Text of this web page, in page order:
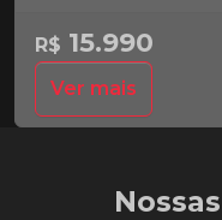
R$ 15.990
Ver mais